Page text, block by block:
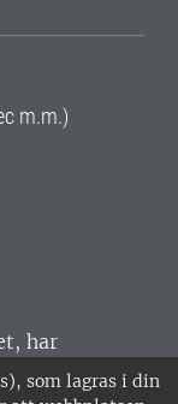
som lagras i din
m.m.)
har
är